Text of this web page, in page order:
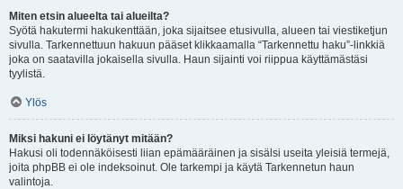
Miten etsin alueelta tai alueilta?
Syötä hakutermi hakukenttään, joka sijaitsee etusivulla, alueen tai viestiketjun
sivulla. Tarkennettuun hakuun pääset klikkaamalla “Tarkennettu haku”-linkkiä
joka on saatavilla jokaisella sivulla. Haun sijainti voi riippua käyttämästäsi
tyylistä.
Ylös
Miksi hakuni ei löytänyt mitään?
Hakusi oli todennäköisesti liian epämääräinen ja sisälsi useita yleisiä termejä,
joita phpBB ei ole indeksoinut. Ole tarkempi ja käytä Tarkennetun haun
valintoja.